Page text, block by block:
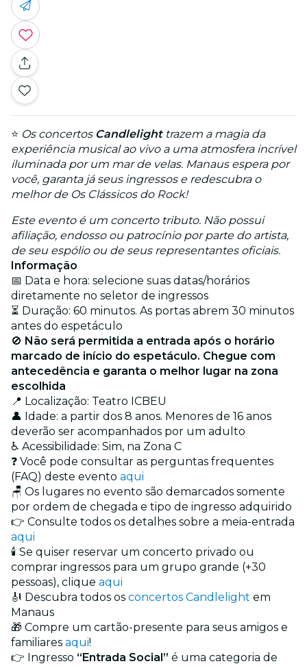
⭐ Os concertos Candlelighttrazem a magia da
experiência musical ao vivo a uma atmosfera incrível
iluminada por um mar de velas. Manaus espera por
você, garanta já seus ingressos e redescubra o
melhor de Os Clássicos do Rock!
Este evento é um concerto tributo. Não possui
afiliação, endosso ou patrocínio por parte do artista,
de seu espólio ou de seus representantes oficiais.
Informação
📅 Data e hora: selecione suas datas/horários
diretamente no seletor de ingressos
⏳ Duração: 60 minutos. As portas abrem 30 minutos
antes do espetáculo
🚫 Não será permitida a entrada após o horário
marcado de início do espetáculo. Chegue com
antecedência e garanta o melhor lugar na zona
escolhida
📍 Localização: Teatro ICBEU
👤 Idade: a partir dos 8 anos. Menores de 16 anos
deverão ser acompanhados por um adulto
♿ Acessibilidade: Sim, na Zona C
❓ Você pode consultar as perguntas frequentes
(FAQ) deste evento aqui
🪑 Os lugares no evento são demarcados somente
por ordem de chegada e tipo de ingresso adquirido
👉 Consulte todos os detalhes sobre a meia-entrada
aqui
🕯️ Se quiser reservar um concerto privado ou
comprar ingressos para um grupo grande (+30
pessoas), clique aqui
🎻 Descubra todos os concertos Candlelight em
Manaus
🎁 Compre um cartão-presente para seus amigos e
familiares aqui!
👉 Ingresso “Entrada Social” é uma categoria de